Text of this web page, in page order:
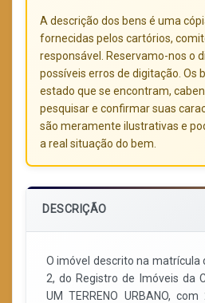
A descrição dos bens é uma
fornecidas pelos cartórios,
responsável. Reservamo-nos o
possíveis erros de digitação. Os
estado que se encontram,
pesquisar e confirmar suas
são meramente ilustrativas e
a real situação do bem.
DESCRIÇÃO
O imóvel descrito na matrícula
2, do Registro de Imóveis da
UM TERRENO URBANO,